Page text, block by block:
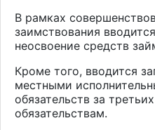
В рамках
заимствования
неосвоение средств
Кроме того, вводится
местными
обязательств за
обязательствам.